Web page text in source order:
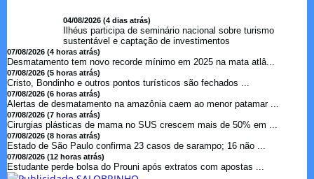
04/08/2026 (4 dias atrás)
Ilhéus participa de seminário nacional sobre turismo
sustentável e captação de investimentos
07/08/2026 (4 horas atrás)
Desmatamento tem novo recorde mínimo em 2025 na mata atlâ...
07/08/2026 (5 horas atrás)
Cristo, Bondinho e outros pontos turísticos são fechados ...
07/08/2026 (6 horas atrás)
Alertas de desmatamento na amazônia caem ao menor patamar ...
07/08/2026 (7 horas atrás)
Cirurgias plásticas de mama no SUS crescem mais de 50% em ...
07/08/2026 (8 horas atrás)
Estado de São Paulo confirma 23 casos de sarampo; 16 não ...
07/08/2026 (12 horas atrás)
Estudante perde bolsa do Prouni após extratos com apostas ...